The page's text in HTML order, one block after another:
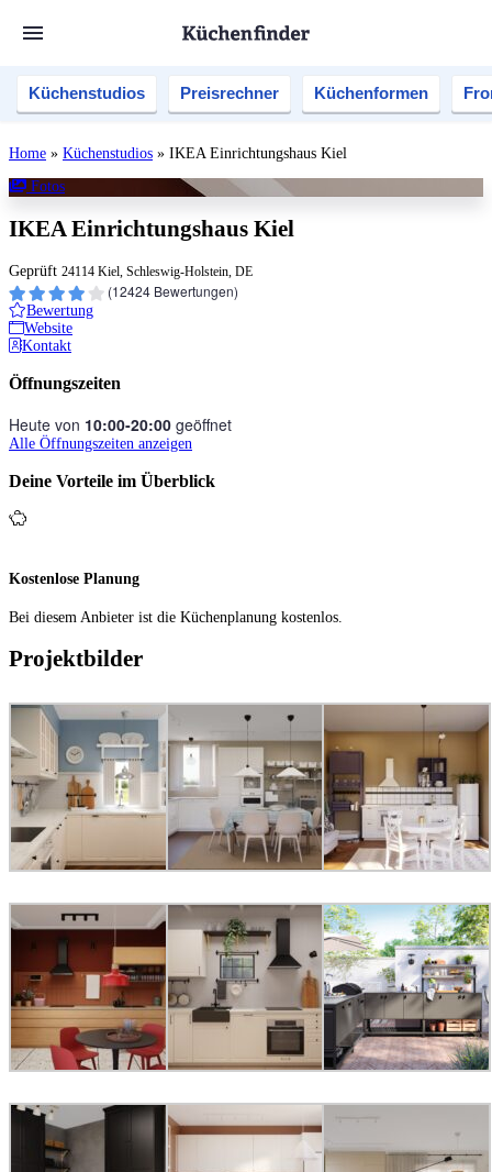
Küchenstudios Preisrechner Küchenformen
Home » Küchenstudios » IKEA Einrichtungshaus Kiel
Fotos
IKEA Einrichtungshaus Kiel
Geprüft 24114 Kiel, Schleswig-Holstein, DE
(12424 Bewertungen)
Bewertung
Website
Kontakt
Öffnungszeiten
Heute von 10:00‑20:00 geöffnet
Alle Öffnungszeiten anzeigen
Deine Vorteile im Überblick
Kostenlose Planung
Bei diesem Anbieter ist die Küchen­planung kostenlos.
Projektbilder